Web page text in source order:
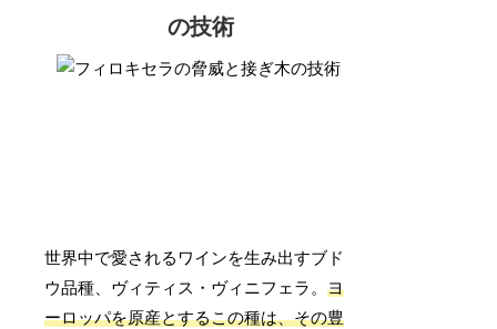
の技術
世界中で愛されるワインを生み出すブド
ウ品種、ヴィティス・ヴィニフェラ。ヨ
ーロッパを原産とするこの種は、その豊